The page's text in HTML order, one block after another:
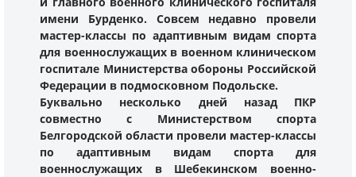
имени Бурденко. Совсем недавно провели
мастер-классы по адаптивным видам спорта
для военнослужащих в военном клиническом
госпитале Министерства обороны Российской
Федерации в подмосковном Подольске.
Буквально несколько дней назад ПКР
совместно с Министерством спорта
Белгородской области провели мастер-классы
по адаптивным видам спорта для
военнослужащих в Шебекинском военно-